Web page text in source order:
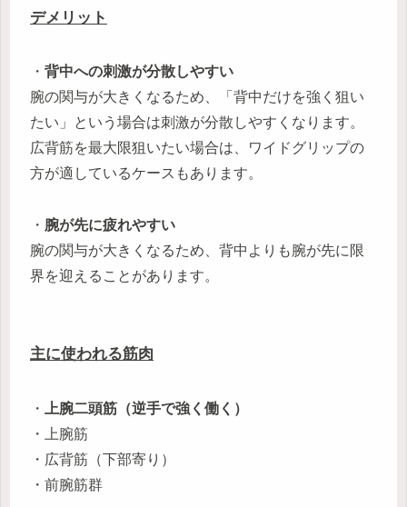
デメリット
・ 背中への刺激が分散しやすい
腕の関与が大きくなるため、「背中だけを強く狙い
たい」という場合は刺激が分散しやすくなります。
広背筋を最大限狙いたい場合は、ワイドグリップの
方が適しているケースもあります。
・ 腕が先に疲れやすい
腕の関与が大きくなるため、背中よりも腕が先に限
界を迎えることがあります。
主に使われる筋肉
・
上腕二頭筋（逆手で強く働く）
・上腕筋
・広背筋（下部寄り）
・前腕筋群